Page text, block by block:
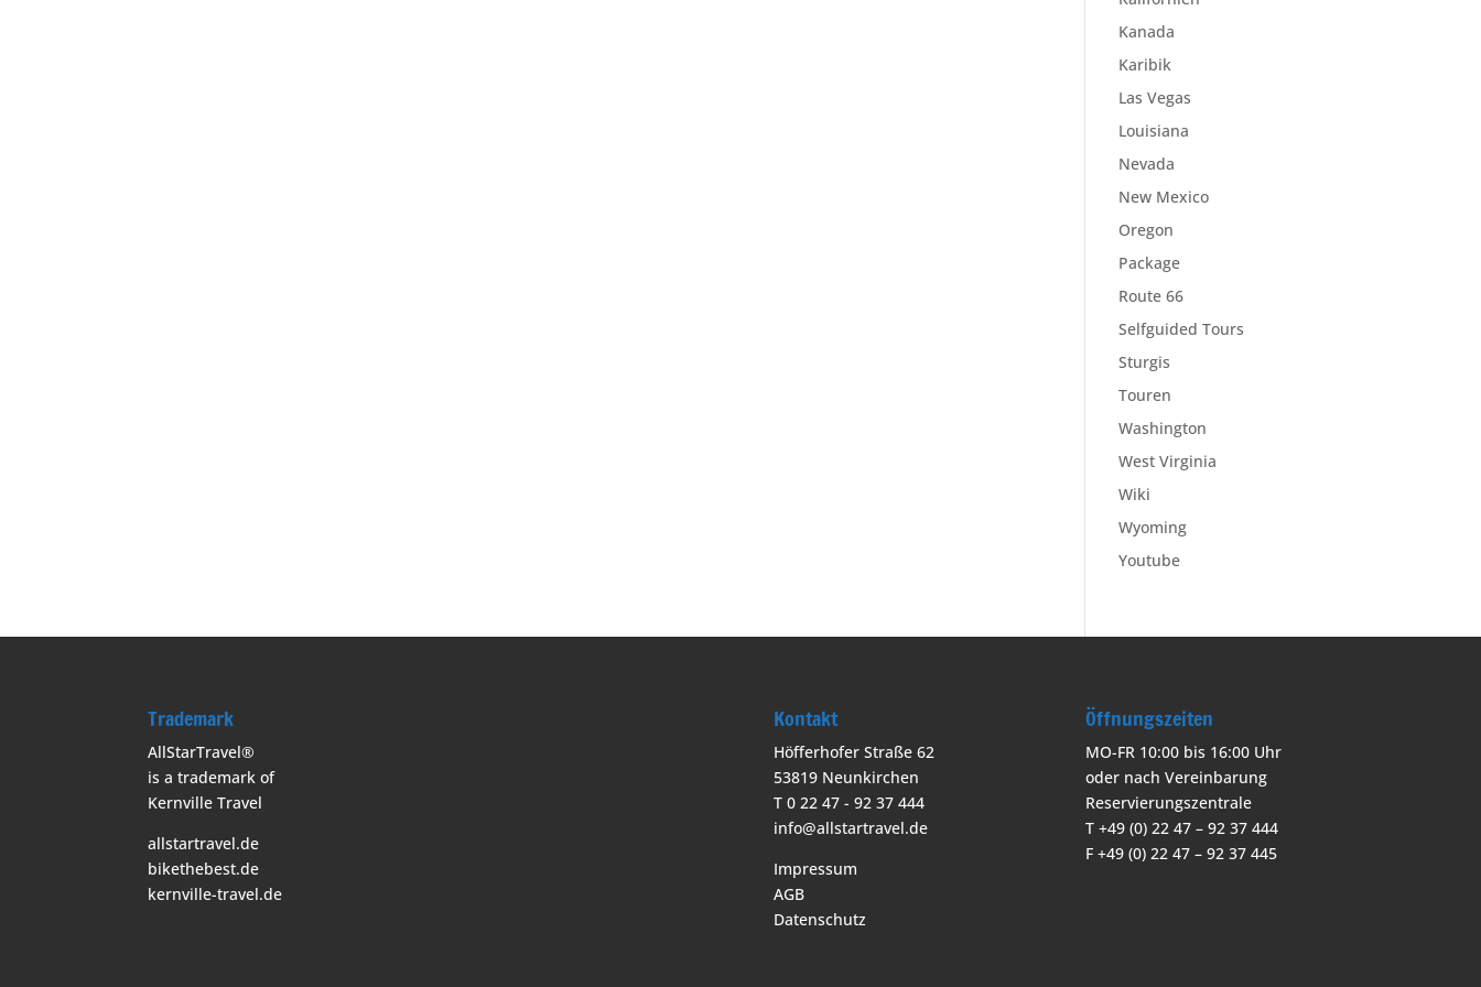
Kanada
Karibik
Las Vegas
Louisiana
Nevada
New Mexico
Oregon
Package
Route 66
Selfguided Tours
Sturgis
Touren
Washington
West Virginia
Wiki
Wyoming
Youtube
Trademark
AllStarTravel®
is a trademark of
Kernville Travel
allstartravel.de
bikethebest.de
kernville-travel.de
Kontakt
Höfferhofer Straße 62
53819 Neunkirchen
T 0 22 47 - 92 37 444
info@allstartravel.de
Impressum
AGB
Datenschutz
Öffnungszeiten
MO-FR 10:00 bis 16:00 Uhr
oder nach Vereinbarung
Reservierungszentrale
T +49 (0) 22 47 – 92 37 444
F +49 (0) 22 47 – 92 37 445